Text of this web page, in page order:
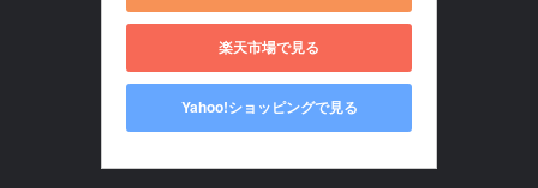
楽天市場で見る
Yahoo!ショッピングで見る